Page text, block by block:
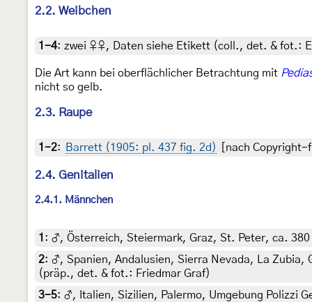
2.2. Weibchen
1-4: zwei ♀♀, Daten siehe Etikett (coll., det. & fot.:
Die Art kann bei oberflächlicher Betrachtung mit
nicht so gelb.
2.3. Raupe
1-2: Barrett (1905: pl. 437 fig. 2d) [nach Copyright-
2.4. Genitalien
2.4.1. Männchen
1 : ♂, Österreich, Steiermark, Graz, St. Peter, ca.
2: ♂, Spanien, Andalusien, Sierra Nevada, La Zubia,
(präp., det. & fot.: Friedmar Graf)
3-5: ♂, Italien, Sizilien, Palermo, Umgebung Polizzi